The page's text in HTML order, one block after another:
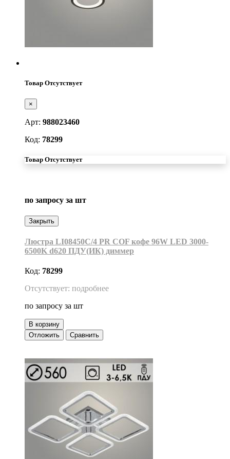
Товар Отсутствует
×
Арт: 988023460
Код: 78299
Товар Отсутствует
по запросу за шт
Закрыть
Люстра LI08450C/4 PR COF кофе 96W LED 3000-
6500K d620 ПДУ(ИК) диммер
Код: 78299
Отсутствует: подробнее
по запросу за шт
В корзину
Отложить
Сравнить